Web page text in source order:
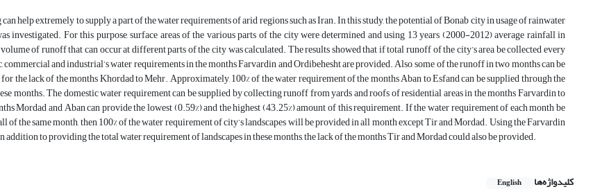
help extremely to supply a part of the water requirements of arid regions such as Iran. In this study, the potential of Bonab city in usage of rainwater
investigated. For this purpose, surface areas of the various parts of the city were determined and using 13 years (2000-2012) average rainfall in
of runoff that can occur at different parts of the city was calculated. The results showed that if total runoff of the city’s area be collected every
commercial and industrial’s water requirements in the months Farvardin and Ordibehesht are provided. Also, some of the runoff in two months can be
the lack of the months Khordad to Mehr. Approximately, 100% of the water requirement of the months Aban to Esfand can be supplied through the
months. The domestic water requirement can be supplied by collecting runoff from yards and roofs of residential areas in the months Farvardin to
Mordad and Aban can provide the lowest (0.59%) and the highest (43.25%) amount of this requirement. If the water requirement of each month be
of the same month, then 100% of the water requirement of city’s landscapes will be provided in all month except Tir and Mordad. Using the Farvardin
addition to providing the total water requirement of landscapes in these months, the lack of the months Tir and Mordad could also be provided.
کلیدواژه‌ها English